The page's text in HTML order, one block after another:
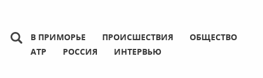
В ПРИМОРЬЕ ПРОИСШЕСТВИЯ
ОБЩЕСТВО
АТР
РОССИЯ ИНТЕРВЬЮ